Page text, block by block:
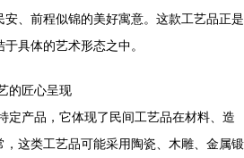
、前程似锦的美好寓意。这款工艺品正是
具体的艺术形态之中。
的匠心呈现
定产品，它体现了民间工艺品在材料、造
这类工艺品可能采用陶瓷、木雕、金属锻